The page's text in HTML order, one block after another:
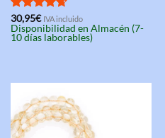
Valorado
con4.67
de 5
30,95€ IVA incluido
Disponibilidad en Almacén (7-
10 días laborables)